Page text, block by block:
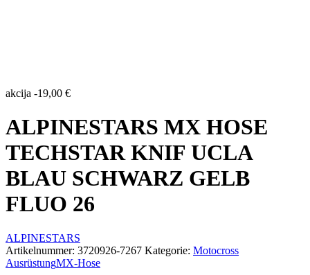
akcija -19,00 €
ALPINESTARS MX HOSE
TECHSTAR KNIF UCLA
BLAU SCHWARZ GELB
FLUO 26
ALPINESTARS
Artikelnummer: 3720926-7267 Kategorie: Motocross
AusrüstungMX-Hose